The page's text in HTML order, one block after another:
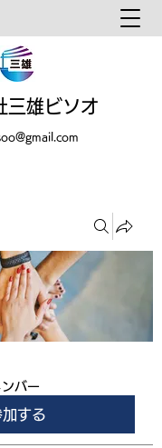
三雄ビソオ
バー
加する